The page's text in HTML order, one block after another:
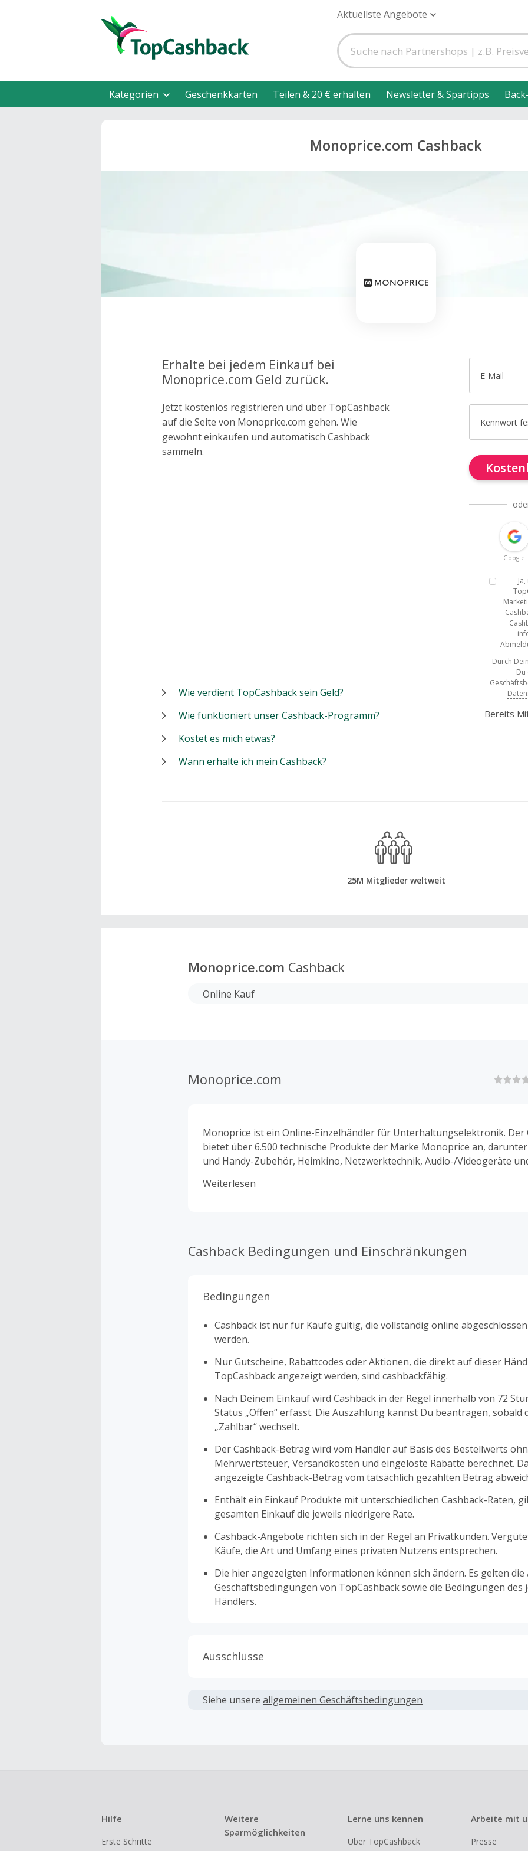
Aktuellste Angebote
Kategorien Geschenkkarten Teilen & 20 € erhalten Newsletter & Spartipps
Monoprice.com Cashback
Erhalte bei jedem Einkauf bei
Monoprice.com Geld zurück.
Jetzt kostenlos registrieren und über TopCashback
auf die Seite von Monoprice.com gehen. Wie
gewohnt einkaufen und automatisch Cashback
sammeln.
E-Mail
Kennwort
Google
Durch
Bereits
Wie verdient TopCashback sein Geld?
Wie funktioniert unser Cashback-Programm?
Kostet es mich etwas?
Wann erhalte ich mein Cashback?
25M Mitglieder weltweit
Monoprice.com Cashback
Online Kauf
Monoprice.com
Monoprice ist ein Online-Einzelhändler für Unterhaltungselektronik. Der
bietet über 6.500 technische Produkte der Marke Monoprice an,
und Handy-Zubehör, Heimkino, Netzwerktechnik, Audio-/Videogeräte
Sicherheitsprodukte.
Weiterlesen
Cashback Bedingungen und Einschränkungen
Bedingungen
Cashback ist nur für Käufe gültig, die vollständig online
werden.
Nur Gutscheine, Rabattcodes oder Aktionen, die direkt auf dieser
TopCashback angezeigt werden, sind cashbackfähig.
Nach Deinem Einkauf wird Cashback in der Regel innerhalb von 72
Status „Offen“ erfasst. Die Auszahlung kannst Du beantragen, sobald
„Zahlbar“ wechselt.
Der Cashback-Betrag wird vom Händler auf Basis des Bestellwerts
Mehrwertsteuer, Versandkosten und eingelöste Rabatte berechnet.
angezeigte Cashback-Betrag vom tatsächlich gezahlten Betrag
Enthält ein Einkauf Produkte mit unterschiedlichen Cashback-Raten,
gesamten Einkauf die jeweils niedrigere Rate.
Cashback-Angebote richten sich in der Regel an Privatkunden.
Käufe, die Art und Umfang eines privaten Nutzens entsprechen.
Die hier angezeigten Informationen können sich ändern. Es gelten die
Geschäftsbedingungen von TopCashback sowie die Bedingungen des
Händlers.
Ausschlüsse
verwendet werden, die nicht ausdrücklich auf dieser Händlerseite von
Gewerbliche, Reseller- oder ungewöhnlich große Bestellungen sind
Händlern vom Cashback ausgeschlossen.
Siehe unsere allgemeinen Geschäftsbedingungen
Hilfe
Erste Schritte
Weitere
Sparmöglichkeiten
Lerne uns kennen
Über TopCashback
Arbeite mit
Presse